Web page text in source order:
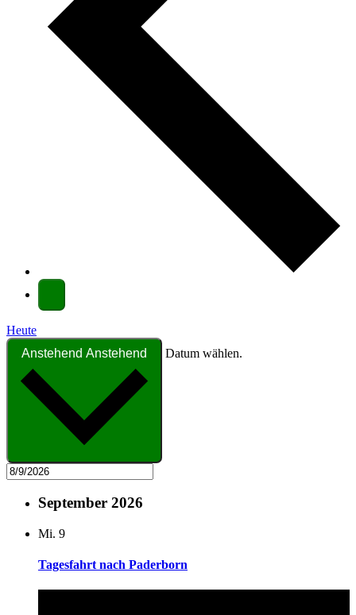
Heute
Anstehend Anstehend Datum wählen.
September 2026
Mi. 9
Tagesfahrt nach Paderborn